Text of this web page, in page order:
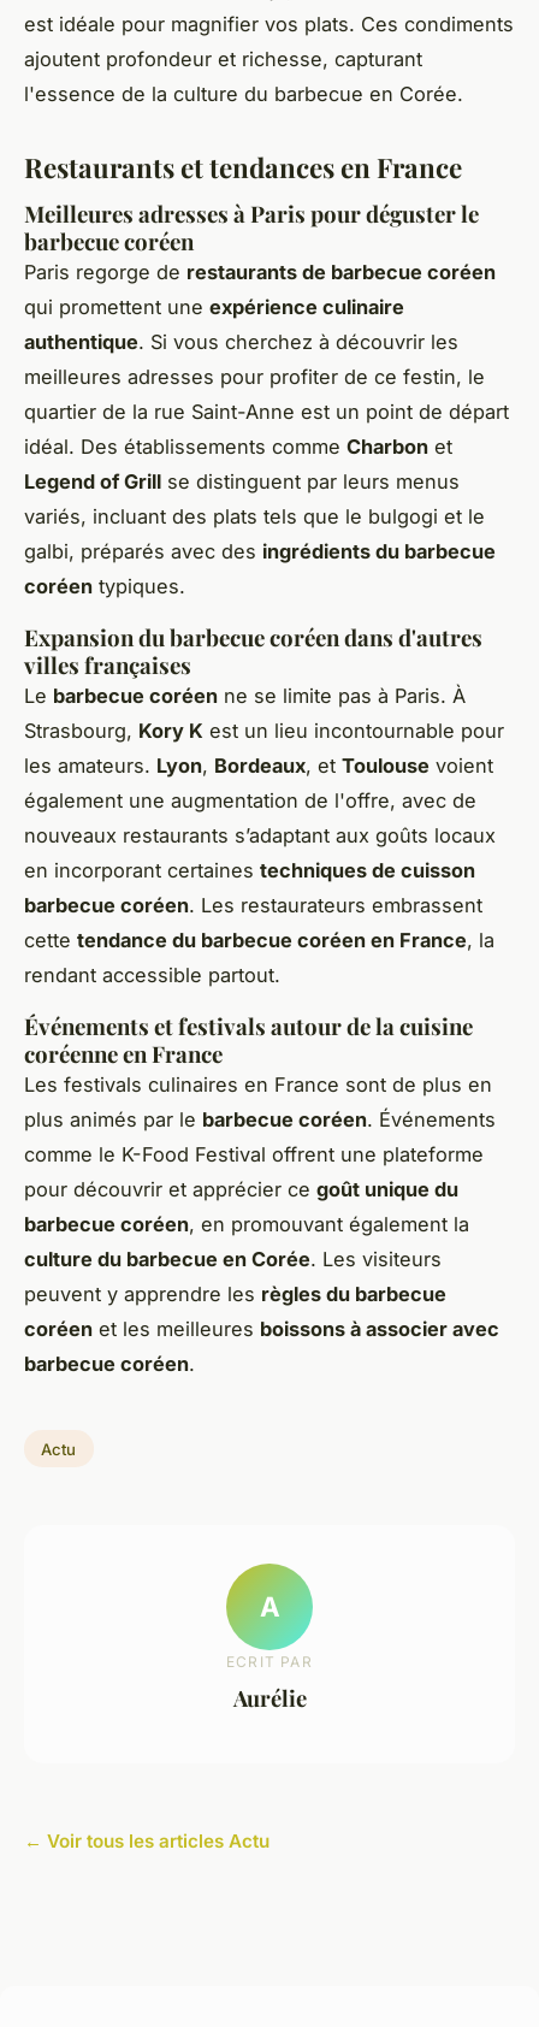
est idéale pour magnifier vos plats. Ces condiments
ajoutent profondeur et richesse, capturant
l'essence de la culture du barbecue en Corée.
Restaurants et tendances en France
Meilleures adresses à Paris pour déguster le
barbecue coréen
Paris regorge de restaurants de barbecue coréen
qui promettent une expérience culinaire
authentique. Si vous cherchez à découvrir les
meilleures adresses pour profiter de ce festin, le
quartier de la rue Saint-Anne est un point de départ
idéal. Des établissements comme Charbon et
Legend of Grill se distinguent par leurs menus
variés, incluant des plats tels que le bulgogi et le
galbi, préparés avec des ingrédients du barbecue
coréen typiques.
Expansion du barbecue coréen dans d'autres
villes françaises
Le barbecue coréen ne se limite pas à Paris. À
Strasbourg, Kory K est un lieu incontournable pour
les amateurs. Lyon, Bordeaux, et Toulouse voient
également une augmentation de l'offre, avec de
nouveaux restaurants s’adaptant aux goûts locaux
en incorporant certaines techniques de cuisson
barbecue coréen. Les restaurateurs embrassent
cette tendance du barbecue coréen en France, la
rendant accessible partout.
Événements et festivals autour de la cuisine
coréenne en France
Les festivals culinaires en France sont de plus en
plus animés par le barbecue coréen. Événements
comme le K-Food Festival offrent une plateforme
pour découvrir et apprécier ce goût unique du
barbecue coréen, en promouvant également la
culture du barbecue en Corée. Les visiteurs
peuvent y apprendre les règles du barbecue
coréen et les meilleures boissons à associer avec
barbecue coréen.
Actu
A
ECRIT PAR
Aurélie
← Voir tous les articles Actu